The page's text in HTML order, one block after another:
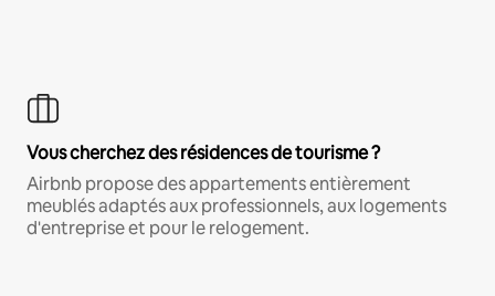
Vous cherchez des résidences de tourisme ?
Airbnb propose des appartements entièrement
meublés adaptés aux professionnels, aux logements
d'entreprise et pour le relogement.